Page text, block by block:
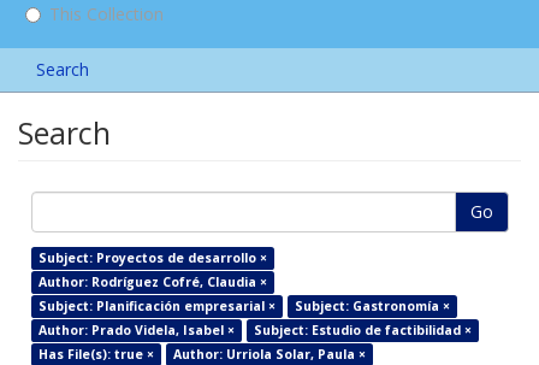
This Collection
Search
Search
Go
Subject: Proyectos de desarrollo ×
Author: Rodríguez Cofré, Claudia ×
Subject: Planificación empresarial ×
Subject: Gastronomía ×
Author: Prado Videla, Isabel ×
Subject: Estudio de factibilidad ×
Has File(s): true ×
Author: Urriola Solar, Paula ×